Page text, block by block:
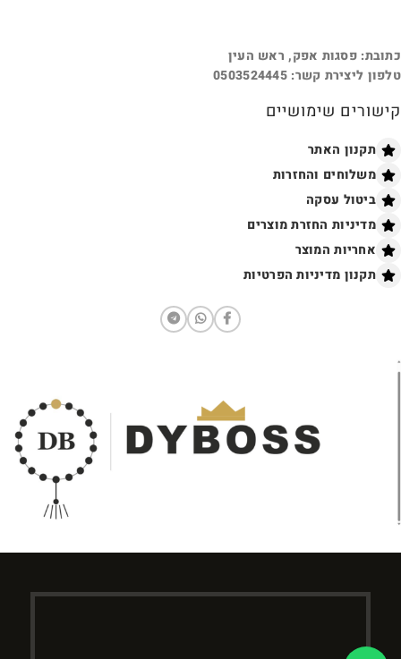
כתובת: פסגות אפק, ראש העין
טלפון ליצירת קשר: 0503524445
קישורים שימושיים
תקנון האתר
משלוחים והחזרות
ביטול עסקה
מדיניות החזרת מוצרים
אחריות המוצר
תקנון מדיניות הפרטיות